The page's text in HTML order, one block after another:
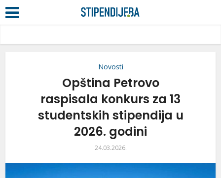
Novosti
Opština Petrovo
raspisala konkurs za 13
studentskih stipendija u
2026. godini
24.03.2026.